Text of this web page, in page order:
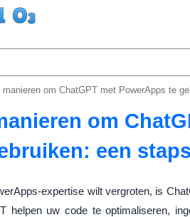
manieren om ChatGPT met PowerApps te
om
een
expertise wilt vergroten, is
helpen uw code te optimaliseren,